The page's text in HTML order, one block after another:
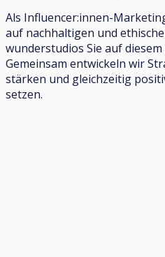
Als Influencer:innen-
auf nachhaltigen und
wunderstudios Sie auf
Gemeinsam entwickeln wir
stärken und gleichzeitig
setzen.